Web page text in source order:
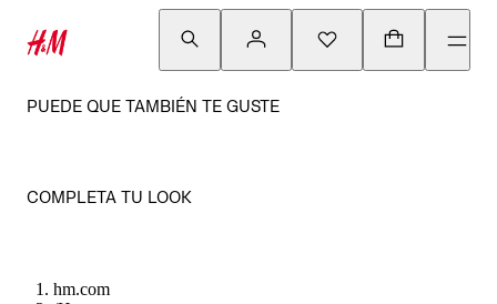
PUEDE QUE TAMBIÉN TE GUSTE
COMPLETA TU LOOK
hm.com